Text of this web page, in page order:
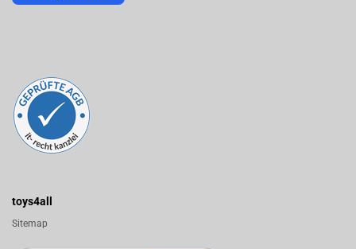
toys4all
Sitemap